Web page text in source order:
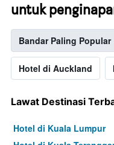
untuk
Bandar Paling Popular
Hotel di Auckland
Lawat Destinasi
Hotel di Kuala Lumpur